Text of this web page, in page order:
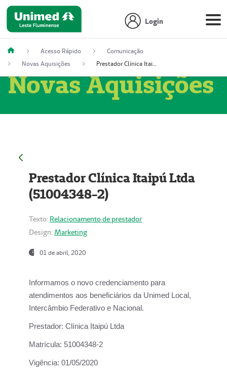
Login
Acesso Rápido
Comunicação
Novas Aquisições
Prestador Clínica Itaipú Ltda (51004348-2)
Novas Aquisições
Prestador Clínica Itaipú Ltda
(51004348-2)
Texto: Relacionamento de prestador
Design: Marketing
01 de abril, 2020
Informamos o novo credenciamento para
atendimentos aos beneficiários da Unimed Local,
Intercâmbio Federativo e Nacional.
Prestador: Clínica Itaipú Ltda
Matrícula: 51004348-2
Vigência: 01/05/2020